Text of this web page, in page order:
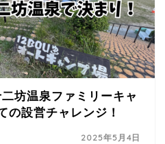
坊温泉ファミリーキャ
の設営チャレンジ！
2025年5月4日